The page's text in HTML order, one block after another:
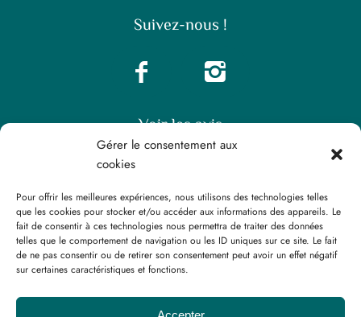
Gérer le consentement aux
cookies
Pour offrir les meilleures expériences, nous utilisons des technologies telles
que les cookies pour stocker et/ou accéder aux informations des appareils. Le
fait de consentir à ces technologies nous permettra de traiter des données
telles que le comportement de navigation ou les ID uniques sur ce site. Le fait
de ne pas consentir ou de retirer son consentement peut avoir un effet négatif
sur certaines caractéristiques et fonctions.
Suivez-nous !
Voir les avis
Fiches analyses Système de notation “Expert”